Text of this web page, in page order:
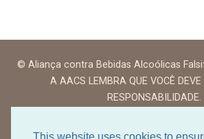
© Aliança contra Bebidas Alcoólicas
A AACS LEMBRA QUE VOCÊ DEVE
RESPONSABILIDADE.